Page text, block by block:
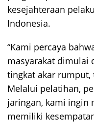
kesejahteraan
Indonesia.
“Kami percaya
masyarakat dimulai
tingkat akar rumput,
Melalui pelatihan,
jaringan, kami ingin
memiliki